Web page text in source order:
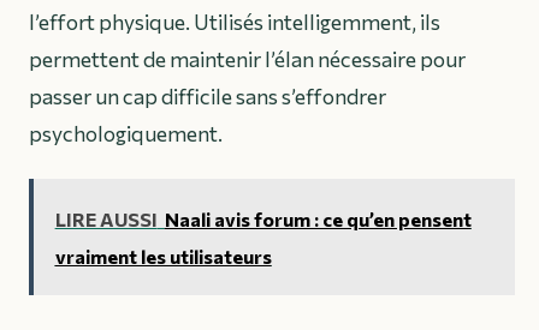
l’effort physique. Utilisés intelligemment, ils
permettent de maintenir l’élan nécessaire pour
passer un cap difficile sans s’effondrer
psychologiquement.
LIRE AUSSI Naali avis forum : ce qu’en pensent
vraiment les utilisateurs